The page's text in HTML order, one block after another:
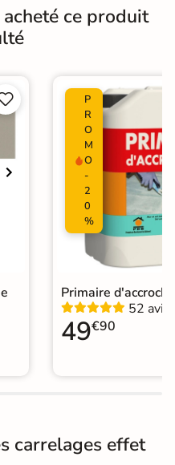
ce produit
P
R
O
M
O
-
2
0
%
Primaire
52 avis
49€90
carrelages effet